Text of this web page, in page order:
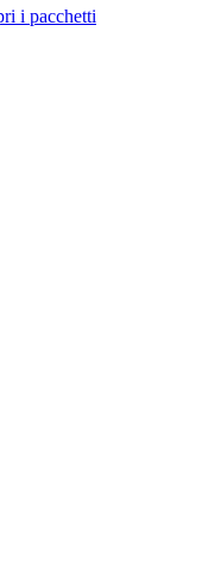
i pacchetti